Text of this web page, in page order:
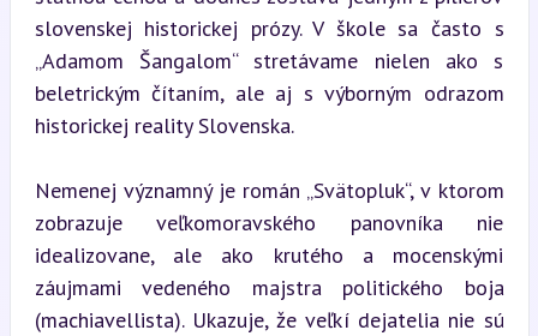
slovenskej historickej prózy. V škole sa často s
„Adamom Šangalom“ stretávame nielen ako s
beletrickým čítaním, ale aj s výborným odrazom
historickej reality Slovenska.
Nemenej významný je román „Svätopluk“, v ktorom
zobrazuje veľkomoravského panovníka nie
idealizovane, ale ako krutého a mocenskými
záujmami vedeného majstra politického boja
(machiavellista). Ukazuje, že veľkí dejatelia nie sú